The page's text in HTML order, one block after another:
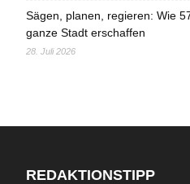
Sägen, planen, regieren: Wie
ganze Stadt erschaffen
28. Juli 2026
REDAKTIONSTIPP